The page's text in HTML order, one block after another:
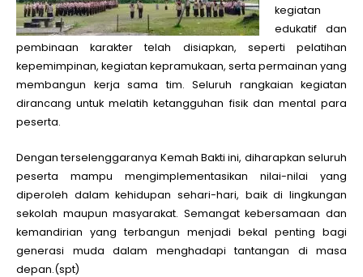
kegiatan
edukatif dan
pembinaan karakter telah disiapkan, seperti pelatihan
kepemimpinan, kegiatan kepramukaan, serta permainan yang
membangun kerja sama tim. Seluruh rangkaian kegiatan
dirancang untuk melatih ketangguhan fisik dan mental para
peserta.
Dengan terselenggaranya Kemah Bakti ini, diharapkan seluruh
peserta mampu mengimplementasikan nilai-nilai yang
diperoleh dalam kehidupan sehari-hari, baik di lingkungan
sekolah maupun masyarakat. Semangat kebersamaan dan
kemandirian yang terbangun menjadi bekal penting bagi
generasi muda dalam menghadapi tantangan di masa
depan.(spt)